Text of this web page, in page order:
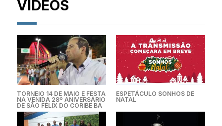
VÍDEOS
TORNEIO 14 DE MAIO E FESTA
NA VENIDA 28º ANIVERSÁRIO
DE SÃO FÉLIX DO CORIBE BA
ESPETÁCULO SONHOS DE
NATAL